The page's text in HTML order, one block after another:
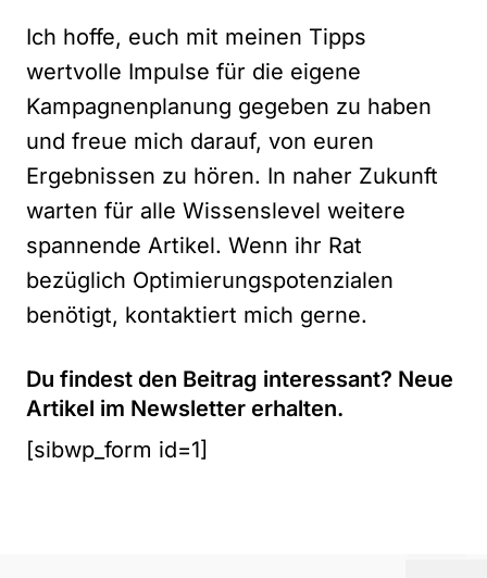
Ich hoffe, euch mit meinen Tipps
wertvolle Impulse für die eigene
Kampagnenplanung gegeben zu haben
und freue mich darauf, von euren
Ergebnissen zu hören. In naher Zukunft
warten für alle Wissenslevel weitere
spannende Artikel. Wenn ihr Rat
bezüglich Optimierungspotenzialen
benötigt, kontaktiert mich gerne.
Du findest den Beitrag interessant? Neue
Artikel im Newsletter erhalten.
[sibwp_form id=1]